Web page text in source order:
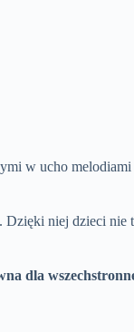
w ucho
niej dzieci nie
dla